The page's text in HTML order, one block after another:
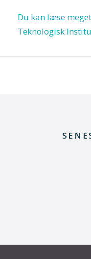
Du kan læse
Teknologisk